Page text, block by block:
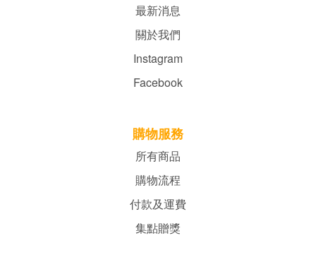
最新消息
關於我們
Instagram
Facebook
購物服務
所有商品
購物流程
付款及運費
集點贈獎